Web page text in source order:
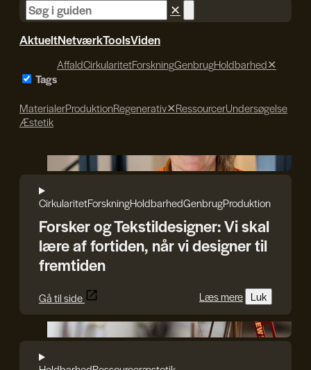
✕
AktueltNetværkToolsViden
Tags
AffaldCirkularitetForskningGenbrugHoldbarhed✕
MaterialerProduktionRegenerativ✕RessourcerUndersøgelse
Æstetik
Rasmus Blicher
CirkularitetForskningHoldbarhedGenbrugProduktion
Forsker og Tekstildesigner: Vi skal
lære af fortiden, når vi designer til
fremtiden
Gå til side Læs mere Luk
Karl Ejnar Nybo